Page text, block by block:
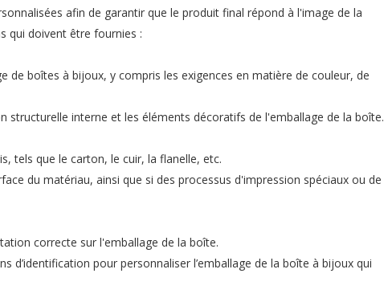
afin de garantir que le produit final répond à l'image de la
qui doivent être fournies :
de boîtes à bijoux, y compris les exigences en matière de couleur, de
interne et les éléments décoratifs de l'emballage de la boîte.
tels que le carton, le cuir, la flanelle, etc.
du matériau, ainsi que si des processus d'impression spéciaux ou de
correcte sur l'emballage de la boîte.
d’identification pour personnaliser l’emballage de la boîte à bijoux qui